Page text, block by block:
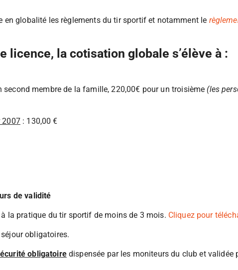
en globalité les règlements du tir sportif et notamment le
licence, la cotisation globale s’élève à :
membre de la famille, 220,00€ pour un troisième (les
2007 : 130,00 €
de validité
la pratique du tir sportif de moins de 3 mois. Cliquez pour
obligatoires.
obligatoiredispensée par les moniteurs du club et validée